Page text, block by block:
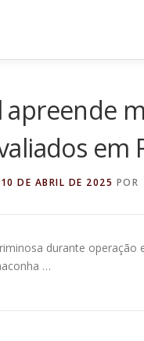
apreende
em
DE ABRIL DE 2025 POR
durante operação
…